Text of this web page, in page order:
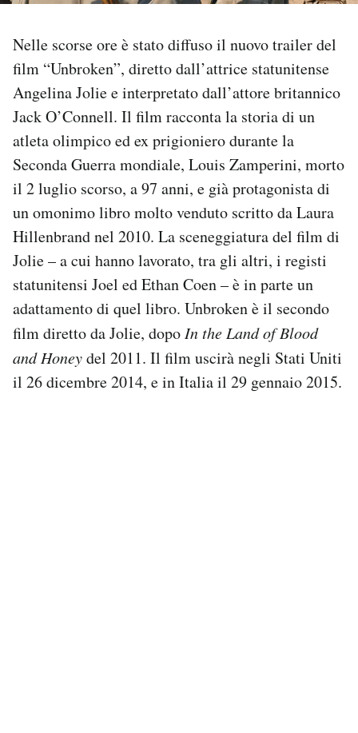
SHOP
CALENDARIO
AREA PERSONALE
Notifiche mobile
Regala il Post
Hai bisogno di aiuto?
Esci
Nelle scorse ore è stato diffuso il nuovo trailer del
film “Unbroken”, diretto dall’attrice statunitense
Angelina Jolie e interpretato dall’attore britannico
Jack O’Connell. Il film racconta la storia di un
atleta olimpico ed ex prigioniero durante la
Seconda Guerra mondiale, Louis Zamperini, morto
il 2 luglio scorso, a 97 anni, e già protagonista di
un omonimo libro molto venduto scritto da Laura
Hillenbrand nel 2010. La sceneggiatura del film di
Jolie – a cui hanno lavorato, tra gli altri, i registi
statunitensi Joel ed Ethan Coen – è in parte un
adattamento di quel libro. Unbroken è il secondo
film diretto da Jolie, dopoIn the Land of Blood
and Honeydel 2011. Il film uscirà negli Stati Uniti
il 26 dicembre 2014, e in Italia il 29 gennaio 2015.